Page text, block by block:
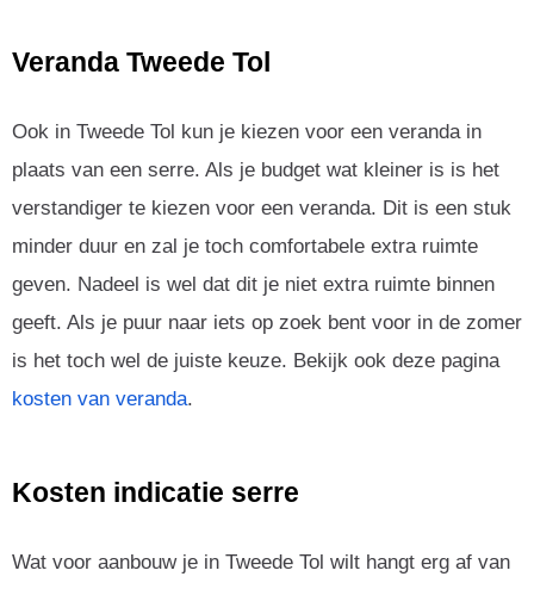
Veranda Tweede Tol
Ook in Tweede Tol kun je kiezen voor een veranda in
plaats van een serre. Als je budget wat kleiner is is het
verstandiger te kiezen voor een veranda. Dit is een stuk
minder duur en zal je toch comfortabele extra ruimte
geven. Nadeel is wel dat dit je niet extra ruimte binnen
geeft. Als je puur naar iets op zoek bent voor in de zomer
is het toch wel de juiste keuze. Bekijk ook deze pagina
kosten van veranda.
Kosten indicatie serre
Wat voor aanbouw je in Tweede Tol wilt hangt erg af van